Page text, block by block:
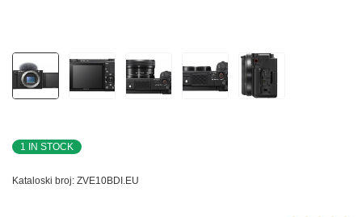
1 IN STOCK
Kataloski broj: ZVE10BDI.EU